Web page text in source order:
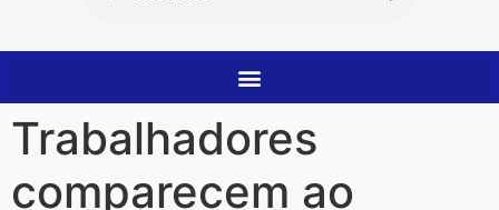
Trabalhadores
comparecem ao